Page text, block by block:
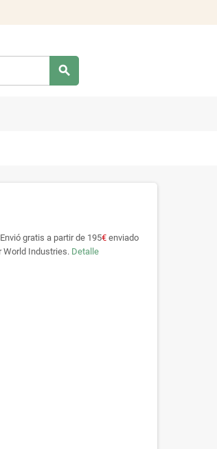
search
gratis a partir de 195€enviado
World Industries. Detalle